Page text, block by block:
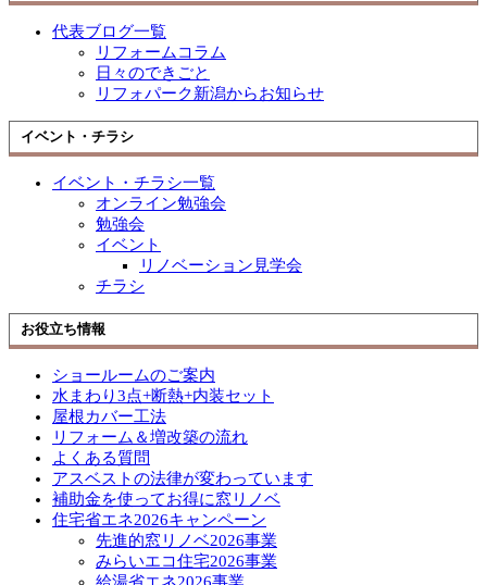
代表ブログ一覧
リフォームコラム
日々のできごと
リフォパーク新潟からお知らせ
イベント・チラシ
イベント・チラシ一覧
オンライン勉強会
勉強会
イベント
リノベーション見学会
チラシ
お役立ち情報
ショールームのご案内
水まわり3点+断熱+内装セット
屋根カバー工法
リフォーム＆増改築の流れ
よくある質問
アスベストの法律が変わっています
補助金を使ってお得に窓リノベ
住宅省エネ2026キャンペーン
先進的窓リノベ2026事業
みらいエコ住宅2026事業